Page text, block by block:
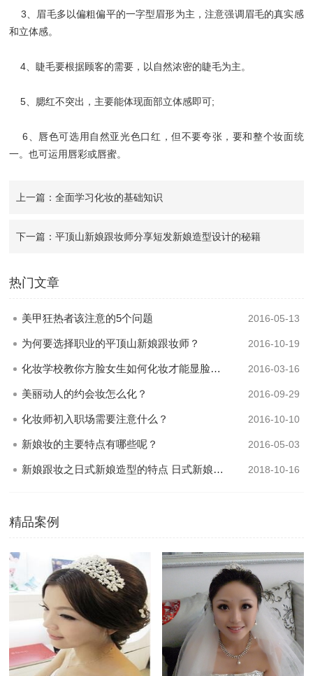
3、眉毛多以偏粗偏平的一字型眉形为主，注意强调眉毛的真实感
和立体感。
4、睫毛要根据顾客的需要，以自然浓密的睫毛为主。
5、腮红不突出，主要能体现面部立体感即可;
6、唇色可选用自然亚光色口红，但不要夸张，要和整个妆面统
一。也可运用唇彩或唇蜜。
上一篇：全面学习化妆的基础知识
下一篇：平顶山新娘跟妆师分享短发新娘造型设计的秘籍
热门文章
美甲狂热者该注意的5个问题 2016-05-13
为何要选择职业的平顶山新娘跟妆师？ 2016-10-19
化妆学校教你方脸女生如何化妆才能显脸小？ 2016-03-16
美丽动人的约会妆怎么化？ 2016-09-29
化妆师初入职场需要注意什么？ 2016-10-10
新娘妆的主要特点有哪些呢？ 2016-05-03
新娘跟妆之日式新娘造型的特点 日式新娘发型怎么盘 2018-10-16
精品案例